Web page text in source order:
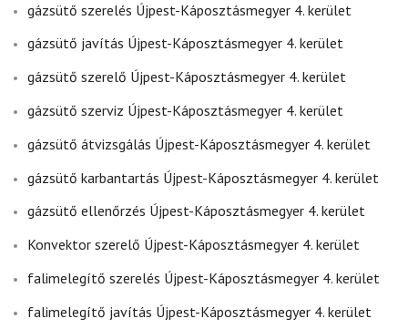
gázsütő szerelés Újpest-Káposztásmegyer 4. kerület
gázsütő javítás Újpest-Káposztásmegyer 4. kerület
gázsütő szerelő Újpest-Káposztásmegyer 4. kerület
gázsütő szerviz Újpest-Káposztásmegyer 4. kerület
gázsütő átvizsgálás Újpest-Káposztásmegyer 4. kerület
gázsütő karbantartás Újpest-Káposztásmegyer 4. kerület
gázsütő ellenőrzés Újpest-Káposztásmegyer 4. kerület
Konvektor szerelő Újpest-Káposztásmegyer 4. kerület
falimelegítő szerelés Újpest-Káposztásmegyer 4. kerület
falimelegítő javítás Újpest-Káposztásmegyer 4. kerület